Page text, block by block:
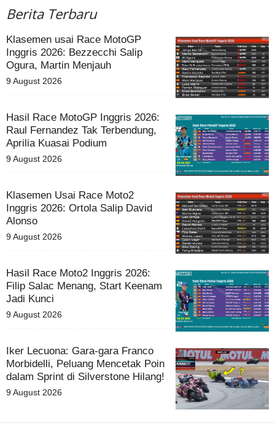
Berita Terbaru
Klasemen usai Race MotoGP
Inggris 2026: Bezzecchi Salip
Ogura, Martin Menjauh
9 August 2026
Hasil Race MotoGP Inggris 2026:
Raul Fernandez Tak Terbendung,
Aprilia Kuasai Podium
9 August 2026
Klasemen Usai Race Moto2
Inggris 2026: Ortola Salip David
Alonso
9 August 2026
Hasil Race Moto2 Inggris 2026:
Filip Salac Menang, Start Keenam
Jadi Kunci
9 August 2026
Iker Lecuona: Gara-gara Franco
Morbidelli, Peluang Mencetak Poin
dalam Sprint di Silverstone Hilang!
9 August 2026